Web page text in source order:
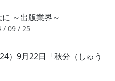
～出版業界～
/ 09 / 25
）9月22日「秋分（しゅう